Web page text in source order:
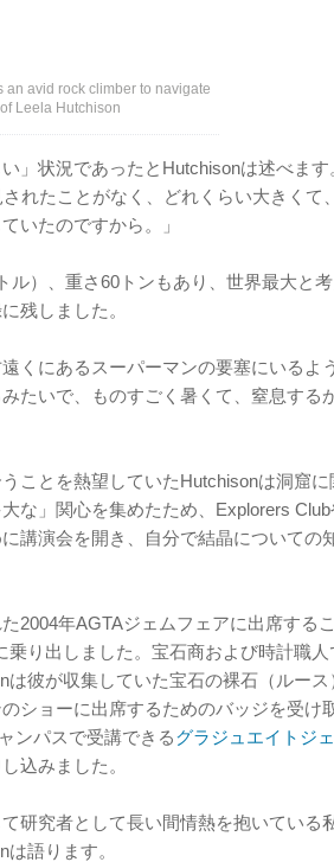
an avid rock climber to navigate
Leela Hutchison
」状況であったとHutchisonは述べます
れたことがなく、どれくらい大きくて
いたのですから。」
ル）、重さ60トンもあり、世界最大と
残しました。
くにあるスーパーマンの要塞にいるよ
たいで、ものすごく暑くて、窒息する
ことを熱望していたHutchisonは洞窟に
な」関心を集めたため、Explorers
講演会を開き、自分で結晶についての
2004年AGTAジェムフェアに出席する
り出しました。宝石商および時計職人
彼が収集していた宝石の裸石（ルース
ショーに出席するためのバッジを受け
ンパスで受講できるグラジュエイトジ
込みました。
研究者として長い間情熱を抱いている
語ります。